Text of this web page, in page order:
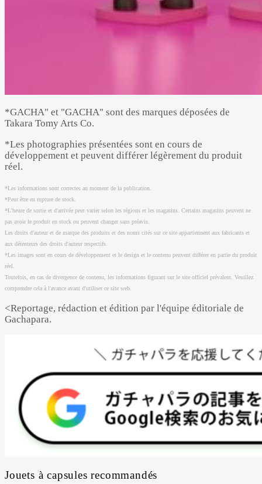
*GACHA" et "GACHA" sont des marques déposées de
Takara Tomy Arts Co.
*Les photographies présentées sont en cours de
développement et peuvent différer légèrement du produit
réel.
*Les informations sont correctes au moment de la publication.
*Peut être en rupture de stock.
*L'heure de sortie et d'arrivée peut varier selon les régions et les magasins. Certains magasins peuvent ne
pas avoir le produit en stock ou peuvent changer sans préavis.
Les droits d'auteur et de marque des produits et des noms cités sur ce site appartiennent aux fabricants et
aux détenteurs des droits d'auteur respectifs.
*Les images sont en cours de développement et le design et le contenu peuvent différer en partie du produit
réel.
Toutefois, en cas de divergence de contenu, les informations figurant sur le site officiel prévalent. Veuillez
comprendre cela à l'avance avant d'utiliser ce site web.
<Reportage, rédaction et édition par l'équipe éditoriale de
Gachapara.
Jouets à capsules recommandés